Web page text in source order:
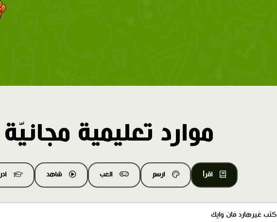
موارد تعليمية مجانيّة
اقرأ ارسم العب شاهد
كتب غيرهارد فان وايك